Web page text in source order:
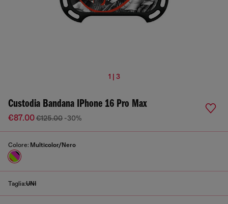
1 | 3
Custodia Bandana IPhone 16 Pro Max
€87.00€125.00 -30%
Colore: Multicolor/Nero
Taglia:UNI